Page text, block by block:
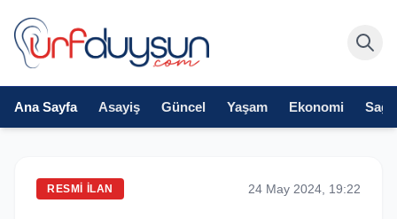
Ana Sayfa Asayiş Güncel Yaşam Ekonomi
RESMI İLAN 24 May 2024, 19:22